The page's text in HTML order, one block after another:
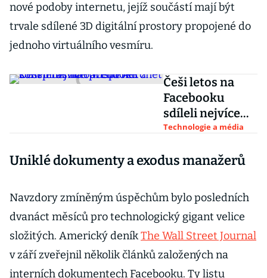
nové podoby internetu, jejíž součástí mají být
trvale sdílené 3D digitální prostory propojené do
jednoho virtuálního vesmíru.
Češi letos na
Facebooku
sdíleli nejvíce
příspěvek z
webu Aeronet
Technologie a média
Uniklé dokumenty a exodus manažerů
Navzdory zmíněným úspěchům bylo posledních
dvanáct měsíců pro technologický gigant velice
složitých. Americký deníkThe Wall Street Journal
v září zveřejnil několik článků založených na
interních dokumentech Facebooku. Ty listu